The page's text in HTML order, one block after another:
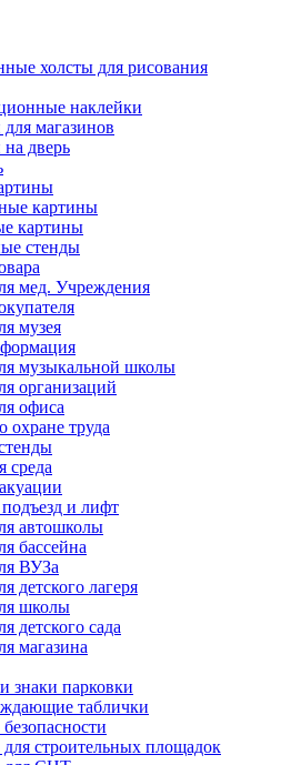
холсты для рисования
наклейки
магазинов
дверь
картины
картины
стенды
мед. Учреждения
музея
музыкальной школы
организаций
офиса
охране труда
среда
и лифт
автошколы
бассейна
ВУЗа
детского лагеря
школы
детского сада
магазина
знаки парковки
таблички
строительных площадок